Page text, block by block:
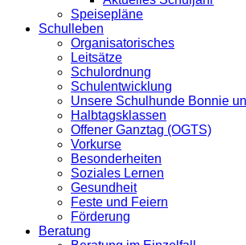
Speisepläne
Schulleben
Organisatorisches
Leitsätze
Schulordnung
Schulentwicklung
Unsere Schulhunde Bonnie
Halbtagsklassen
Offener Ganztag (OGTS)
Vorkurse
Besonderheiten
Soziales Lernen
Gesundheit
Feste und Feiern
Förderung
Beratung